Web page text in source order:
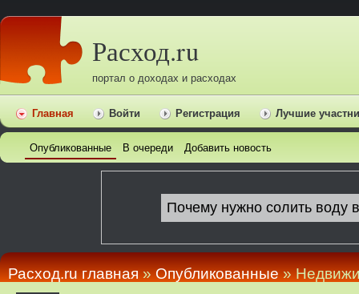
Расход.ru
портал о доходах и расходах
Главная Войти Регистрация Лучшие
Опубликованные В очереди Добавить новость
Расход.ru главная»Опубликованные»